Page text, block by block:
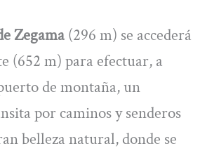
Zegama(296 m) se accederá
(652 m) para efectuar, a
de montaña, un
por caminos y senderos
belleza natural, donde se